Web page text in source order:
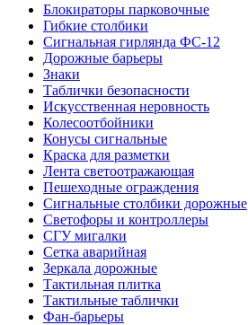
Блокираторы парковочные
Гибкие столбики
Сигнальная гирлянда ФС-12
Дорожные барьеры
Знаки
Таблички безопасности
Искусственная неровность
Колесоотбойники
Конусы сигнальные
Краска для разметки
Лента светоотражающая
Пешеходные ограждения
Сигнальные столбики дорожные
Светофоры и контроллеры
СГУ мигалки
Cетка аварийная
Зеркала дорожные
Тактильная плитка
Тактильные таблички
Фан-барьеры